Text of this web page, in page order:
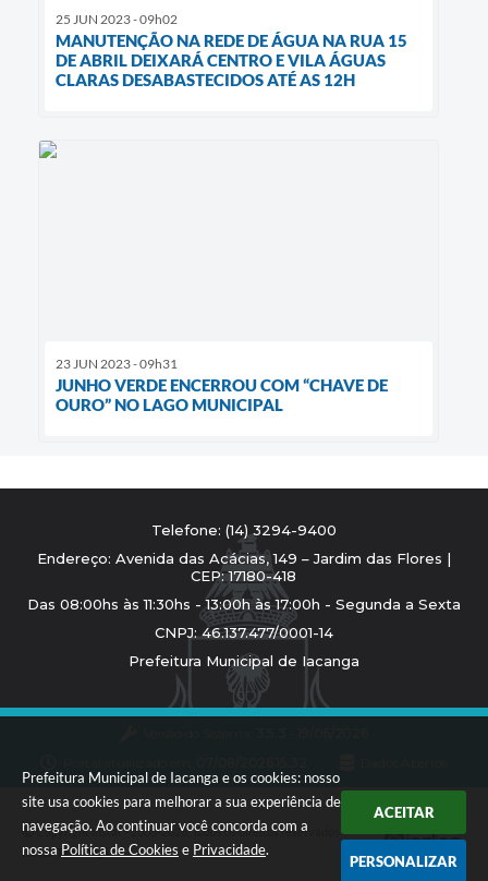
Prefeitura Municipal de Iacanga e os cookies: nosso
site usa cookies para melhorar a sua experiência de
navegação. Ao continuar você concorda com a
nossa Política de Cookies e Privacidade.
ACEITAR
PERSONALIZAR
25 JUN 2023 - 09h02
MANUTENÇÃO NA REDE DE ÁGUA NA RUA 15
DE ABRIL DEIXARÁ CENTRO E VILA ÁGUAS
CLARAS DESABASTECIDOS ATÉ AS 12H
23 JUN 2023 - 09h31
JUNHO VERDE ENCERROU COM “CHAVE DE
OURO” NO LAGO MUNICIPAL
Telefone: (14) 3294-9400
Endereço: Avenida das Acácias, 149 – Jardim das Flores |
CEP: 17180-418
Das 08:00hs às 11:30hs - 13:00h às 17:00h - Segunda a Sexta
CNPJ: 46.137.477/0001-14
Prefeitura Municipal de Iacanga
Copyright Instar - 2006-2026. Todos os direitos reservados -
Instar Tecnologia